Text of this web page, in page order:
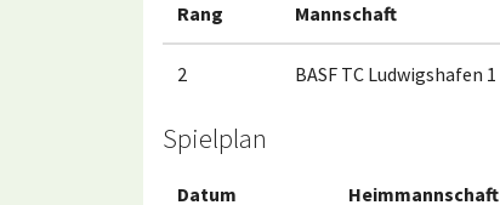
Rang Mannschaft
2 BASF TC Ludwigshafen 1
Spielplan
Datum Heimmannschaft